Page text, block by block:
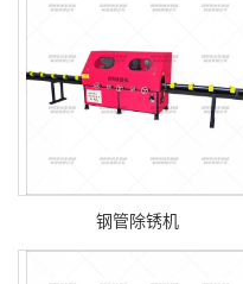
钢管除锈机